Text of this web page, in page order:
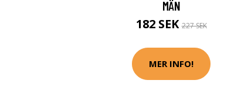
MÄN
182 SEK227 SEK
MER INFO!